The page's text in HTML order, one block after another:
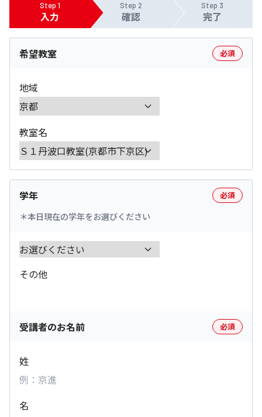
Step 1
入力
Step 2
確認
Step 3
完了
希望教室 必須
地域
教室名
学年 必須
本日現在の学年をお選びください
その他
受講者のお名前 必須
姓
名